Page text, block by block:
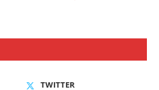
TWITTER